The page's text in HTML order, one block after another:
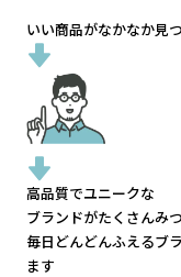
いい商品がなかなか見
高品質でユニークな
ブランドがたくさんみ
毎日どんどんふえるブ
ます